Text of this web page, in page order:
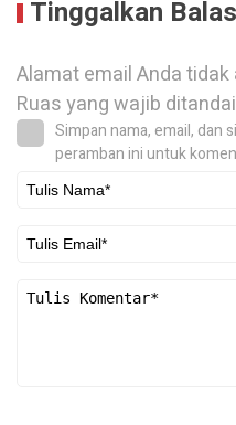
Tinggalkan
Alamat email Anda
Ruas yang wajib ditandai
Simpan nama, email, dan
peramban ini untuk